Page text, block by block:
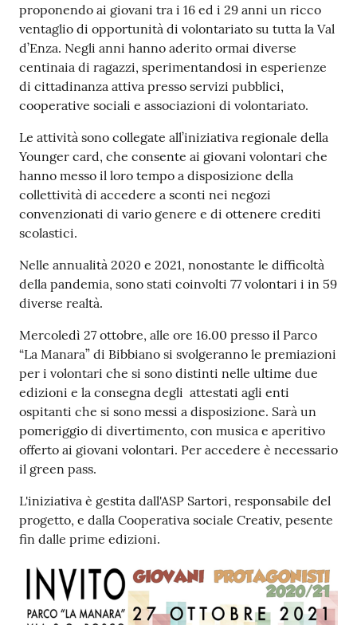
Seguici
su
proponendo ai giovani tra i 16 ed i 29 anni un ricco
ventaglio di opportunità di volontariato su tutta la Val
d’Enza. Negli anni hanno aderito ormai diverse
centinaia di ragazzi, sperimentandosi in esperienze
di cittadinanza attiva presso servizi pubblici,
cooperative sociali e associazioni di volontariato.
Le attività sono collegate all’iniziativa regionale della
Younger card, che consente ai giovani volontari che
hanno messo il loro tempo a disposizione della
collettività di accedere a sconti nei negozi
convenzionati di vario genere e di ottenere crediti
scolastici.
Nelle annualità 2020 e 2021, nonostante le difficoltà
della pandemia, sono stati coinvolti 77 volontari i in 59
diverse realtà.
Mercoledì 27 ottobre, alle ore 16.00 presso il Parco
“La Manara” di Bibbiano si svolgeranno le premiazioni
per i volontari che si sono distinti nelle ultime due
edizioni e la consegna degli attestati agli enti
ospitanti che si sono messi a disposizione. Sarà un
pomeriggio di divertimento, con musica e aperitivo
offerto ai giovani volontari. Per accedere è necessario
il green pass.
L'iniziativa è gestita dall'ASP Sartori, responsabile del
progetto, e dalla Cooperativa sociale Creativ, pesente
fin dalle prime edizioni.